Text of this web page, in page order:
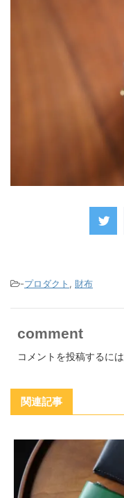
-プロダクト , 財布
comment
コメントを投稿するには
関連記事